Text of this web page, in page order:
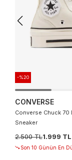
-%20
CONVERSE
Converse Chuck 70
Sneaker
2.500 TL1.999 TL
Son 10 Günün En